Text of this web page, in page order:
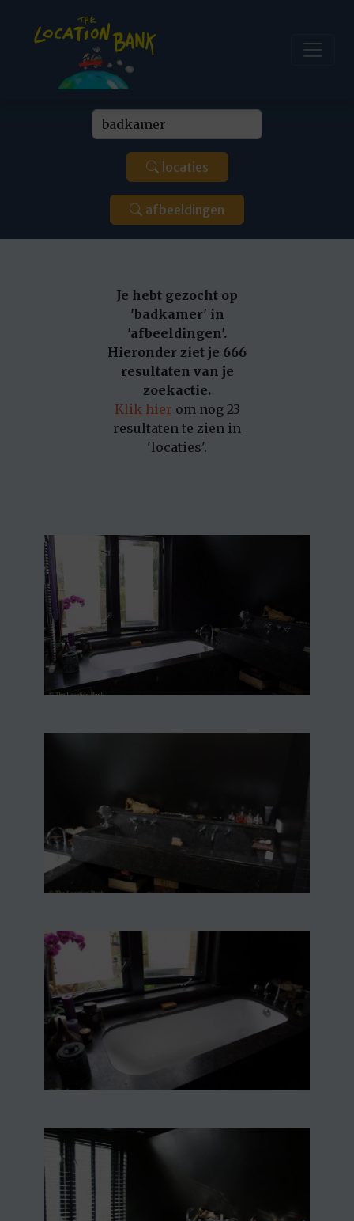
locaties
afbeeldingen
Je hebt gezocht op
'badkamer' in
'afbeeldingen'.
Hieronder ziet je 666
resultaten van je
zoekactie.
Klik hier om nog 23
resultaten te zien in
'locaties'.